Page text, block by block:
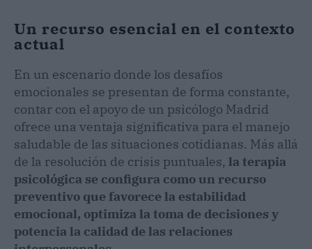
Un recurso esencial en el contexto
actual
En un escenario donde los desafíos
emocionales se presentan de forma constante,
contar con el apoyo de un psicólogo Madrid
ofrece una ventaja significativa para el manejo
saludable de las situaciones cotidianas. Más allá
de la resolución de crisis puntuales, la terapia
psicológica se configura como un recurso
preventivo que favorece la estabilidad
emocional, optimiza la toma de decisiones y
potencia la calidad de las relaciones